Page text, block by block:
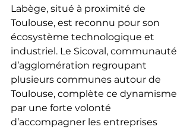
Labège, situé à proximité de
Toulouse, est reconnu pour son
écosystème technologique et
industriel. Le Sicoval, communauté
d’agglomération regroupant
plusieurs communes autour de
Toulouse, complète ce dynamisme
par une forte volonté
d’accompagner les entreprises